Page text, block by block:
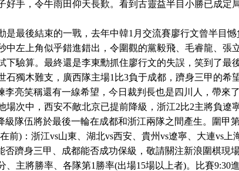
好手，令牛雨田仰天長歎。看到古靈益半目小勝已成定
最後結束的一戰，去年中韓1月交流賽廖行文曾半目憾
中左上角似乎錯進錯出，令圍觀的黨毅飛、毛睿龍、張
下驗算。最終還是李東勳抓住廖行文的失誤，笑到了最
石獨木難支，廣西隊主場1比3負于成都，躋身三甲的希
李亮笑稱還有一線希望，今日裁判長也是四川人，帶來了
次中，西安不敵北京已提前降級，浙江2比2主將負遼
級隊伍將於最後一輪在成都和浙江兩隊之間產生。圍甲
前)：浙江vs山東、湖北vs西安、貴州vs遼寧、大連vs上
否躋身三甲、成都能否成功保級，敬請關注新浪圍棋現
、主將勝率、各隊第1勝率(出場15場以上者)。比賽9:30